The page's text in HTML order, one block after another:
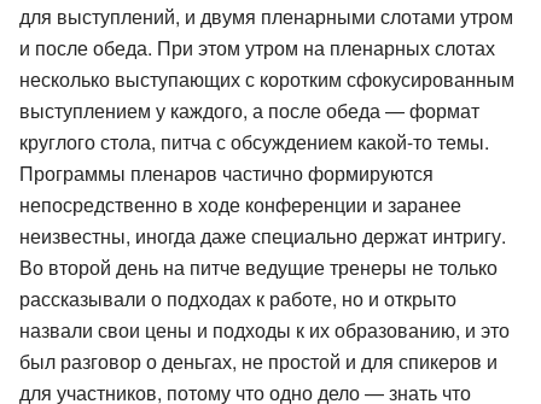
для выступлений, и двумя пленарными слотами утром
и после обеда. При этом утром на пленарных слотах
несколько выступающих с коротким сфокусированным
выступлением у каждого, а после обеда — формат
круглого стола, питча с обсуждением какой-то темы.
Программы пленаров частично формируются
непосредственно в ходе конференции и заранее
неизвестны, иногда даже специально держат интригу.
Во второй день на питче ведущие тренеры не только
рассказывали о подходах к работе, но и открыто
назвали свои цены и подходы к их образованию, и это
был разговор о деньгах, не простой и для спикеров и
для участников, потому что одно дело — знать что